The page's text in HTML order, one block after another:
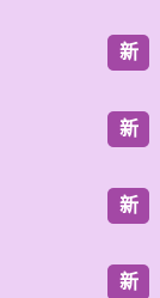
新
新
新
新